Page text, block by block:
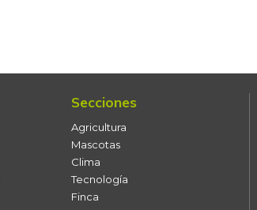
Secciones
Agricultura
Mascotas
Clima
Tecnología
Finca